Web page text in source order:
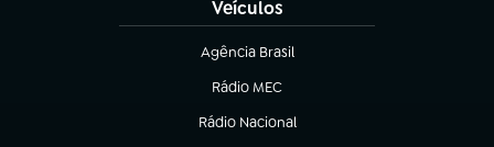
Veículos
Agência Brasil
(abre em nova aba)
Rádio MEC
Rádio Nacional
(abre em nova aba)